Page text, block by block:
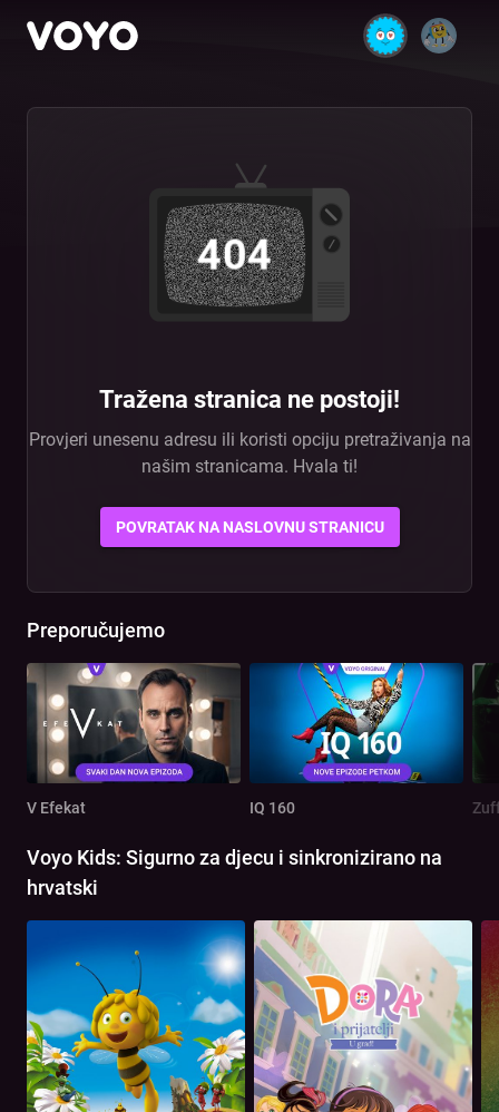
404
Tražena stranica ne postoji!
Provjeri unesenu adresu ili koristi opciju pretraživanja na
našim stranicama. Hvala ti!
POVRATAK NA NASLOVNU STRANICU
Preporučujemo
V Efekat IQ 160
Voyo Kids: Sigurno za djecu i sinkronizirano na
hrvatski